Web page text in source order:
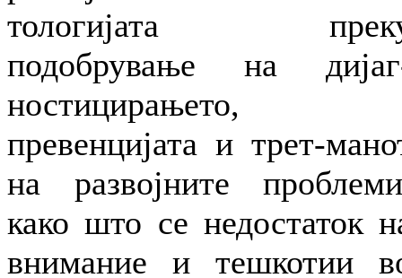
тологијата
подобрување на
ностицирањето,
превенцијата и трет-
на развојните
како што се недостаток
внимание и тешкотии